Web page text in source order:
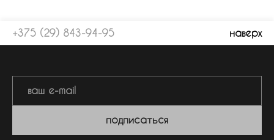
+375 (29) 843-94-95 наверх
подписаться